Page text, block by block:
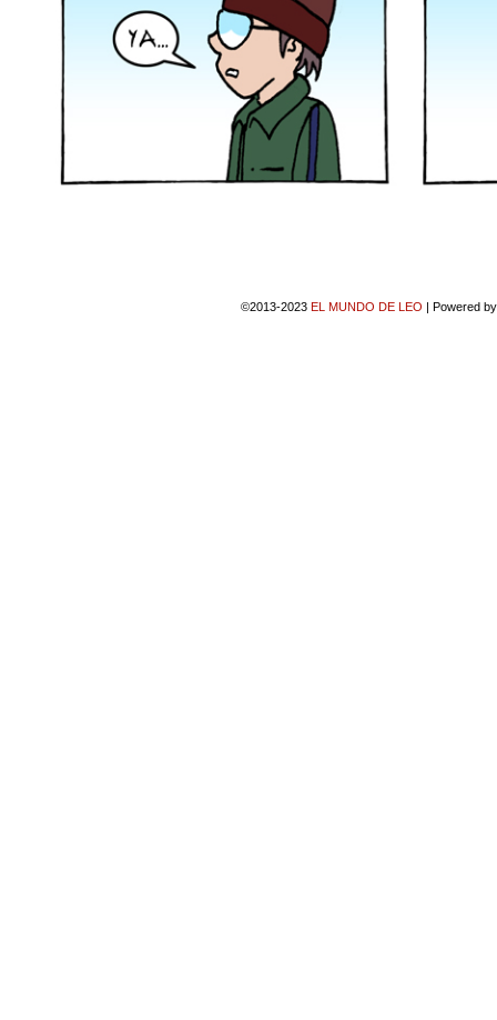
©2013-2023 EL MUNDO DE LEO | Powered